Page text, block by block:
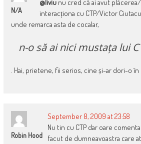
N/A
@liviunu cred că ai avut
interacționa cu CTP/Victor
unde remarca asta de cocalar,
n-o să ai nici mustața lui
. Hai, prietene, fii serios, cine și-ar dori-o
Robin Hood
September 8, 2009 at 23:58
Nu tin cu CTP dar oare
facut de dumneavoastra care